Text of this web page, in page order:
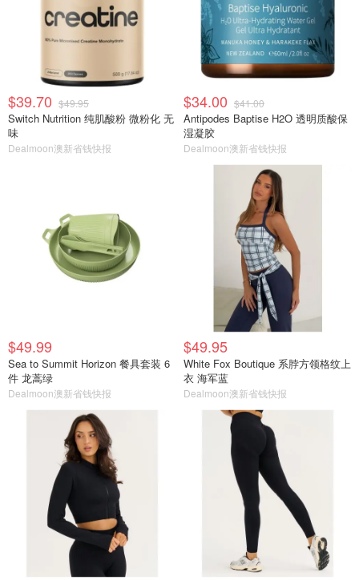
$39.70 $49.95
Switch Nutrition 纯肌酸粉 微粉化 无
味
Dealmoon澳新省钱快报
$34.00 $41.00
Antipodes Baptise H2O 透明质酸保
湿凝胶
Dealmoon澳新省钱快报
$49.99
Sea to Summit Horizon 餐具套装 6
件 龙蒿绿
Dealmoon澳新省钱快报
$49.95
White Fox Boutique 系脖方领格纹上
衣 海军蓝
Dealmoon澳新省钱快报